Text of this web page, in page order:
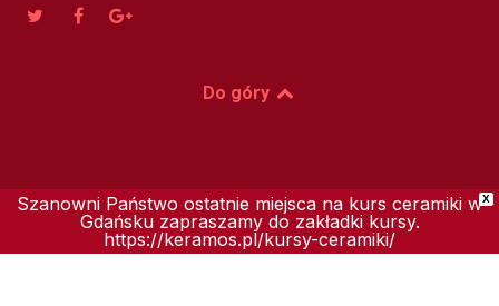
Do góry
X
Szanowni Państwo ostatnie miejsca na kurs ceramiki w
Gdańsku zapraszamy do zakładki kursy.
https://keramos.pl/kursy-ceramiki/